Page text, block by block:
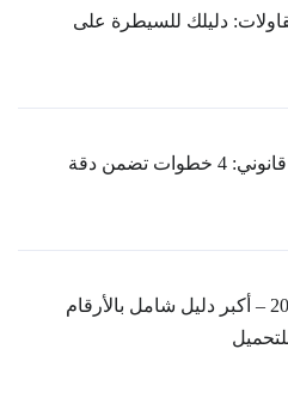
دليلك للسيطرة على
دليلك الشامل لتعيين محاسب قانوني: 4 خطوات تضمن دقة
شركات المقاولات في ليبيا 2026 – أكبر دليل شامل بالأرقام